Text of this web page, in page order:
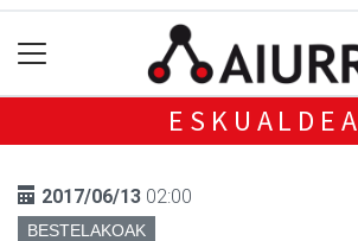
ESKUALDEA
2017/06/13 02:00
BESTELAKOAK